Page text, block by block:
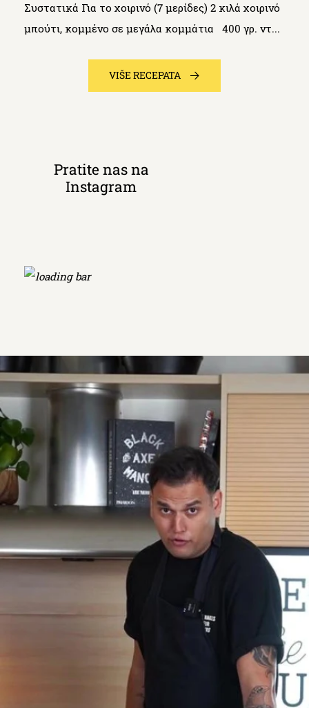
Συστατικά Για το χοιρινό (7 μερίδες) 2 κιλά χοιρινό
μπούτι, κομμένο σε μεγάλα κομμάτια 400 γρ. ντ...
VIŠE RECEPATA
Pratite nas na
Instagram